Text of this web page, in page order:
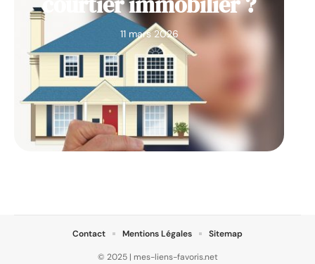
11 mars 2026
© 2025 | mes-liens-favoris.net
Contact Mentions Légales Sitemap